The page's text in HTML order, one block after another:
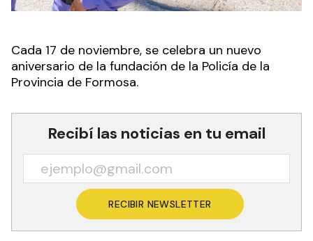
Cada 17 de noviembre, se celebra un nuevo
aniversario de la fundación de la Policía de la
Provincia de Formosa.
Recibí las noticias en tu email
RECIBIR NEWSLETTER